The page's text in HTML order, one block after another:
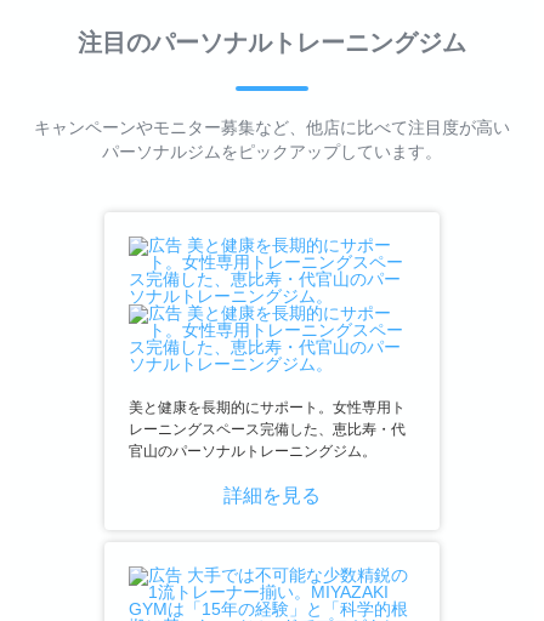
注目のパーソナルトレーニングジム
キャンペーンやモニター募集など、他店に比べて注目度が高い
パーソナルジムをピックアップしています。
美と健康を長期的にサポート。女性専用ト
レーニングスペース完備した、恵比寿・代
官山のパーソナルトレーニングジム。
詳細を見る